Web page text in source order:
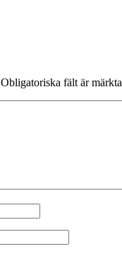
Obligatoriska fält är märkta